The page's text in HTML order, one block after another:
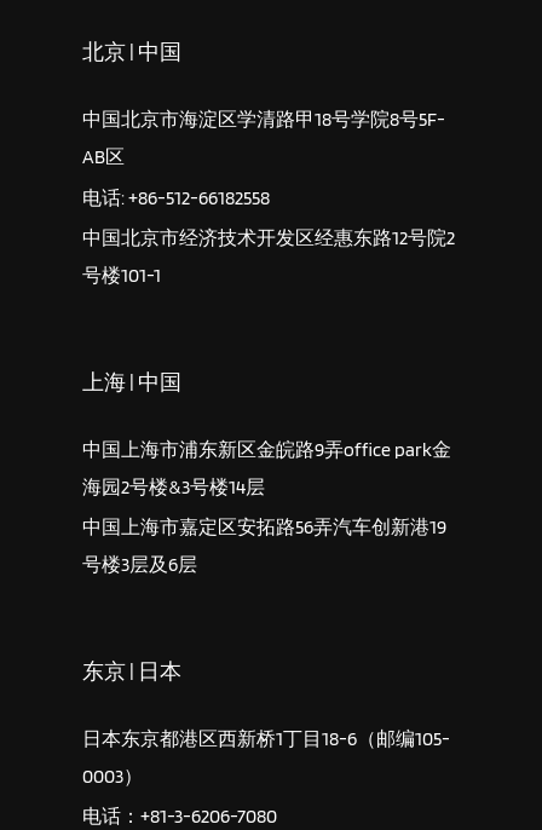
北京 | 中国
中国北京市海淀区学清路甲18号学院8号5F-
AB区
电话: +86-512-66182558
中国北京市经济技术开发区经惠东路12号院2
号楼101-1
上海 | 中国
中国上海市浦东新区金皖路9弄office park金
海园2号楼&3号楼14层
中国上海市嘉定区安拓路56弄汽车创新港19
号楼3层及6层
东京 | 日本
日本东京都港区西新桥1丁目18-6（邮编105-
0003）
电话：+81-3-6206-7080